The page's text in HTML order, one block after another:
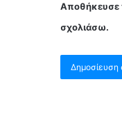
Αποθήκευσε
σχολιάσω.